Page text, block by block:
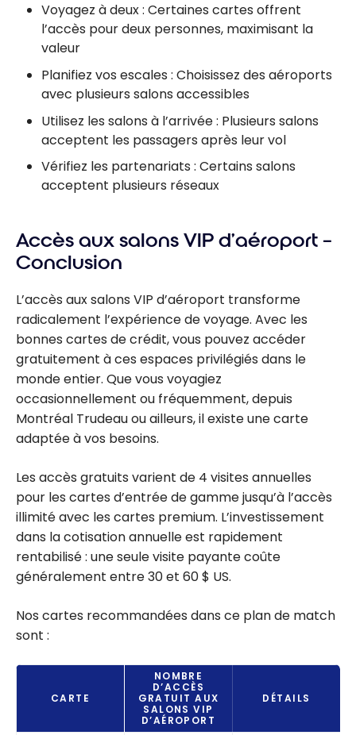
Voyagez à deux : Certaines cartes offrent
l’accès pour deux personnes, maximisant la
valeur
Planifiez vos escales : Choisissez des aéroports
avec plusieurs salons accessibles
Utilisez les salons à l’arrivée : Plusieurs salons
acceptent les passagers après leur vol
Vérifiez les partenariats : Certains salons
acceptent plusieurs réseaux
Accès aux salons VIP d’aéroport –
Conclusion
L’accès aux salons VIP d’aéroport transforme
radicalement l’expérience de voyage. Avec les
bonnes cartes de crédit, vous pouvez accéder
gratuitement à ces espaces privilégiés dans le
monde entier. Que vous voyagiez
occasionnellement ou fréquemment, depuis
Montréal Trudeau ou ailleurs, il existe une carte
adaptée à vos besoins.
Les accès gratuits varient de 4 visites annuelles
pour les cartes d’entrée de gamme jusqu’à l’accès
illimité avec les cartes premium. L’investissement
dans la cotisation annuelle est rapidement
rentabilisé : une seule visite payante coûte
généralement entre 30 et 60 $ US.
Nos cartes recommandées dans ce plan de match
sont :
CARTE
NOMBRE
D’ACCÈS
GRATUIT AUX
SALONS VIP
D’AÉROPORT
DÉTAILS